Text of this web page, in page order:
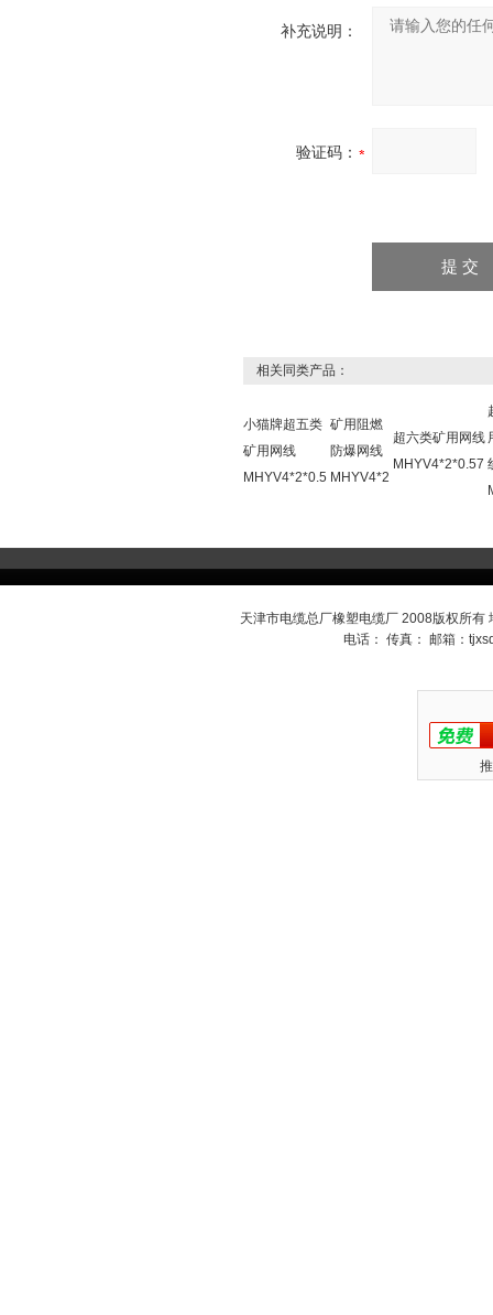
补充说明：
验证码：
相关同类产品：
小猫牌超五类
矿用网线
MHYV4*2*0.5
矿用阻燃
防爆网线
MHYV4*2
超六类矿用网线
MHYV4*2*0.57
天津市电缆总厂橡塑电缆厂 2008版权所有
电话： 传真： 邮箱：